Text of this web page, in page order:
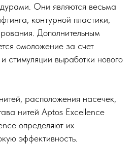
Они являются весьма
контурной пластики,
Дополнительным
омоложение за счет
стимуляции выработки нового
расположения насечек,
нитей Aptos Excellence
определяют их
эффективность.